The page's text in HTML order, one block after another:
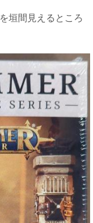
垣間見えるところ